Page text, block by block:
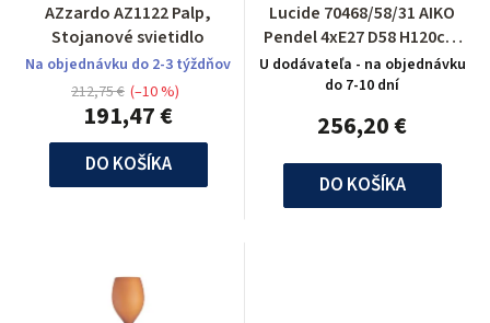
AZzardo AZ1122 Palp,
Stojanové svietidlo
Na objednávku do 2-3 týždňov
191,47 €
212,75 € (–10 %)
DO KOŠÍKA
Lucide 70468/58/31 AIKO
Pendel 4xE27 D58 H120cm
Wit
U dodávateľa - na objednávku
do 7-10 dní
256,20 €
DO KOŠÍKA